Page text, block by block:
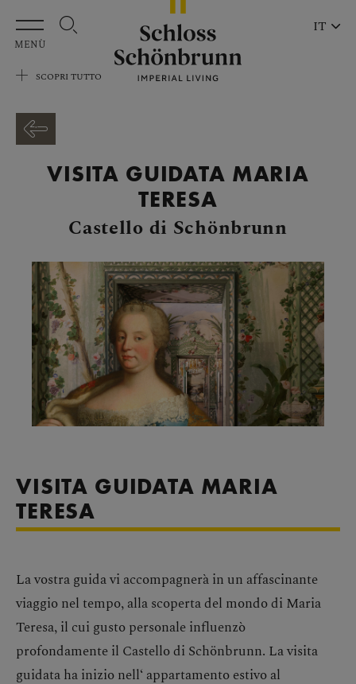
Vai al contenuto principale
MENÙ
SCOPRI TUTTO
IT
VISITA GUIDATA MARIA
TERESA
Castello di Schönbrunn
VISITA GUIDATA MARIA
TERESA
La vostra guida vi accompagnerà in un affascinante
viaggio nel tempo, alla scoperta del mondo di Maria
Teresa, il cui gusto personale influenzò
profondamente il Castello di Schönbrunn. La visita
guidata ha inizio nell‘ appartamento estivo al